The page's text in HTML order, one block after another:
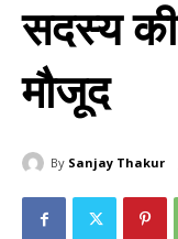
सदस्‍य की
मौजूद
By Sanjay Thakur